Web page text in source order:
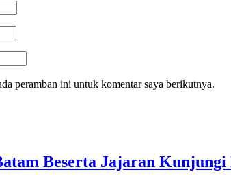
peramban ini untuk komentar saya berikutnya.
Beserta Jajaran